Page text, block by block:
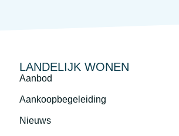
LANDELIJK WONEN
Aanbod
Aankoopbegeleiding
Nieuws